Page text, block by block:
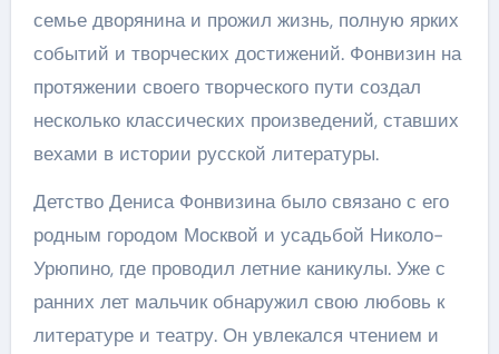
семье дворянина и прожил жизнь, полную ярких
событий и творческих достижений. Фонвизин на
протяжении своего творческого пути создал
несколько классических произведений, ставших
вехами в истории русской литературы.
Детство Дениса Фонвизина было связано с его
родным городом Москвой и усадьбой Николо-
Урюпино, где проводил летние каникулы. Уже с
ранних лет мальчик обнаружил свою любовь к
литературе и театру. Он увлекался чтением и